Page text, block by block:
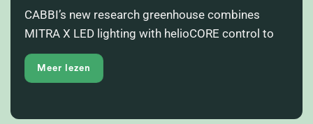
CABBI’s new research greenhouse combines
MITRA X LED lighting with helioCORE control to
Meer lezen